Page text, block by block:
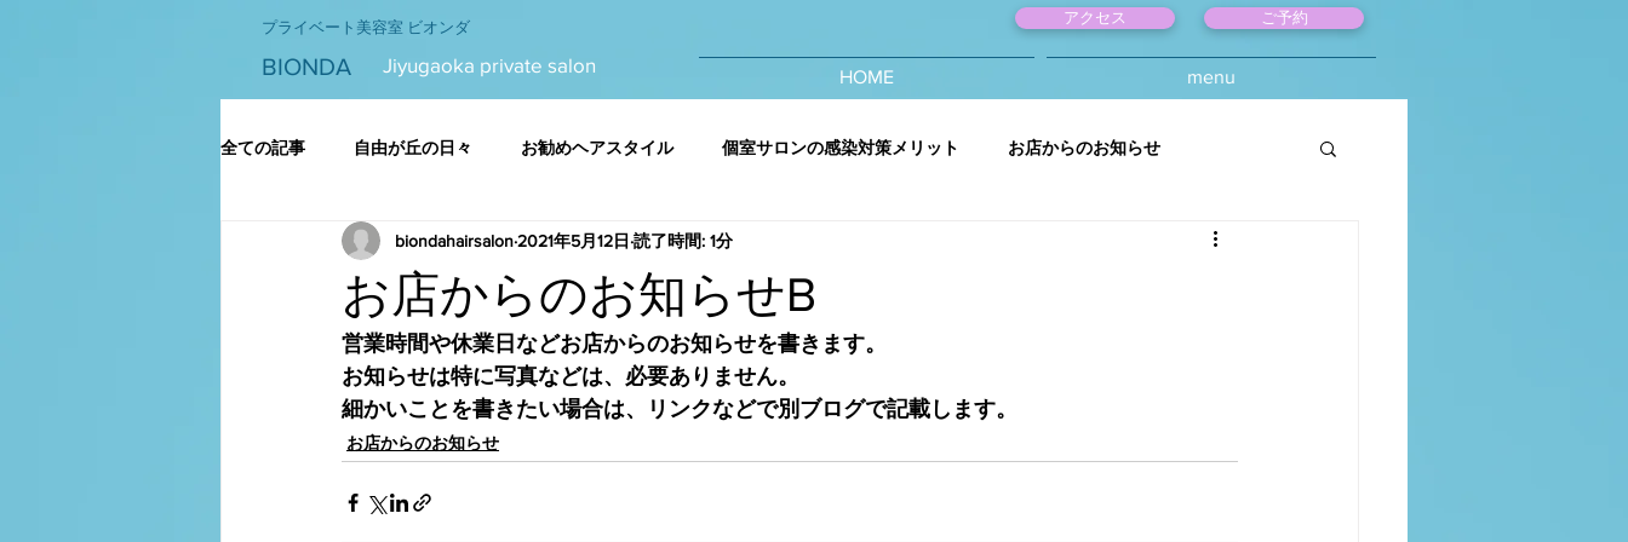
プライベート美容室 ビオンダ
アクセス ご予約
BIONDA Jiyugaoka private salon
HOME menu
全ての記事 自由が丘の日々 お勧めヘアスタイル 個室サロンの感染対策メリット お店からのお知らせ
お店からのお知らせB
biondahairsalon2021年5月12日 読了時間: 1分
営業時間や休業日などお店からのお知らせを書きます。
お知らせは特に写真などは、必要ありません。
細かいことを書きたい場合は、リンクなどで別ブログで記載します。
お店からのお知らせ